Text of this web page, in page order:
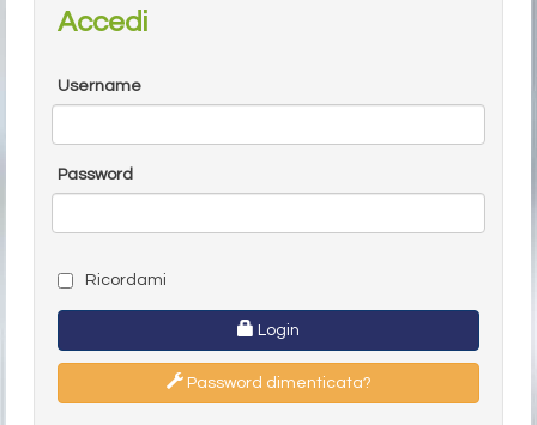
Accedi
Username
Password
Ricordami
Login
Password dimenticata?